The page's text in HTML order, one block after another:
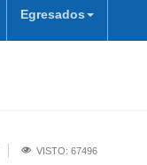
Egresados
VISTO: 67496